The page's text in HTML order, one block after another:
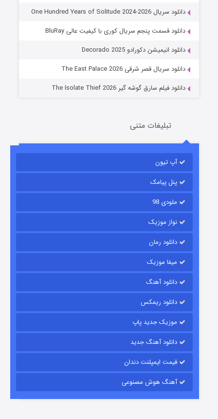
عملیات آپارتمان
قسمت2 (زیرنویس) منتشر شد
قسمت
دانلود سریال One Hundred Years of Solitude 2024-2026
دانلود قسمت پنجم سریال کوری با کیفیت عالی BluRay
دانلود انیمیشن دکورادو Decorado 2025
دانلود سریال قصر شرقی The East Palace 2026
دانلود فیلم سارق گوشه گیر The Isolate Thief 2026
تبلیغات متنی
آپ تیون
پنل پیامک
ملودی 98
نواز موزیک
دانلود رمان
میفا موزیک
دانلود آهنگ
دانلود ریمکس
موزیک جدید پاپ
دانلود آهنگ جدید
قیمت ایمپلنت دندان
آهنگ هوش مصنوعی